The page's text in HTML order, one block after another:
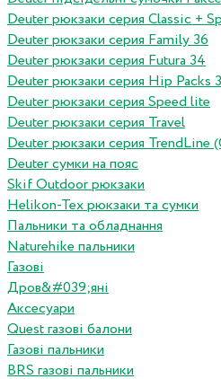
Deuter рюкзаки серия Classic +
Deuter рюкзаки серия Family 36
Deuter рюкзаки серия Futura 34
Deuter рюкзаки серия Hip Packs
Deuter рюкзаки серия Speed lite
Deuter рюкзаки серия Travel
Deuter рюкзаки серия TrendLine
Deuter сумки на пояс
Skif Outdoor рюкзаки
Helikon-Tex рюкзаки та сумки
Пальники та обладнання
Naturehike пальники
Газові
Дров&#039;яні
Аксесуари
Quest газові балони
Газові пальники
BRS газові пальники